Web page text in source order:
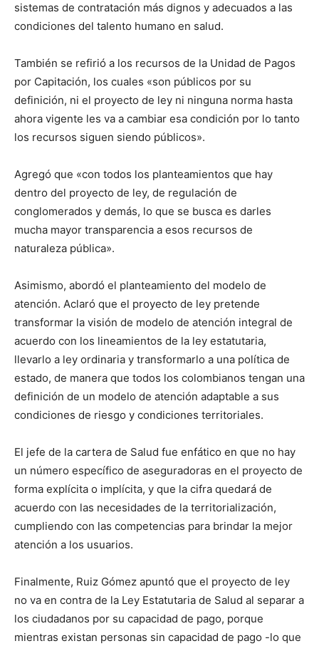
sistemas de contratación más dignos y adecuados a las
condiciones del talento humano en salud.
También se refirió a los recursos de la Unidad de Pagos
por Capitación, los cuales «son públicos por su
definición, ni el proyecto de ley ni ninguna norma hasta
ahora vigente les va a cambiar esa condición por lo tanto
los recursos siguen siendo públicos».
Agregó que «con todos los planteamientos que hay
dentro del proyecto de ley, de regulación de
conglomerados y demás, lo que se busca es darles
mucha mayor transparencia a esos recursos de
naturaleza pública».
Asimismo, abordó el planteamiento del modelo de
atención. Aclaró que el proyecto de ley pretende
transformar la visión de modelo de atención integral de
acuerdo con los lineamientos de la ley estatutaria,
llevarlo a ley ordinaria y transformarlo a una política de
estado, de manera que todos los colombianos tengan una
definición de un modelo de atención adaptable a sus
condiciones de riesgo y condiciones territoriales.
El jefe de la cartera de Salud fue enfático en que no hay
un número específico de aseguradoras en el proyecto de
forma explícita o implícita, y que la cifra quedará de
acuerdo con las necesidades de la territorialización,
cumpliendo con las competencias para brindar la mejor
atención a los usuarios.
Finalmente, Ruiz Gómez apuntó que el proyecto de ley
no va en contra de la Ley Estatutaria de Salud al separar a
los ciudadanos por su capacidad de pago, porque
mientras existan personas sin capacidad de pago -lo que